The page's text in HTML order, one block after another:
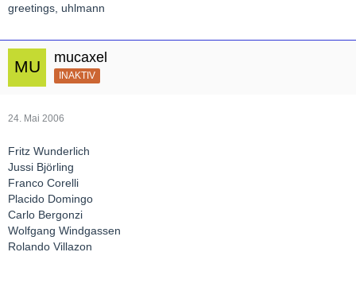
greetings, uhlmann
mucaxel
INAKTIV
24. Mai 2006
Fritz Wunderlich
Jussi Björling
Franco Corelli
Placido Domingo
Carlo Bergonzi
Wolfgang Windgassen
Rolando Villazon